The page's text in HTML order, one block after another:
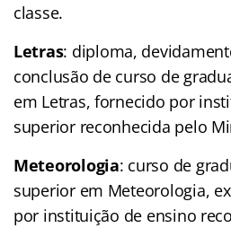
classe.
Letras: diploma,
conclusão de curso de
em Letras, fornecido por
superior reconhecida pelo
Meteorologia: curso de
superior em Meteorologia,
por instituição de ensino